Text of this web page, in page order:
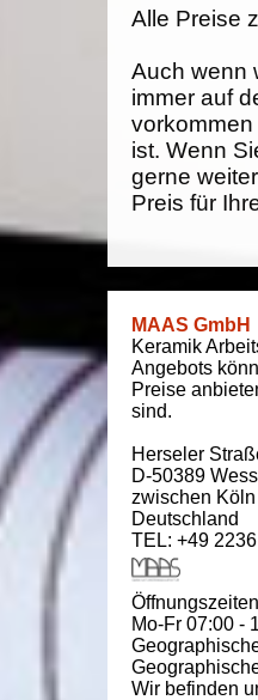
Alle Preise
Auch wenn
immer auf
ist. Wenn
gerne
Preis für
MAAS GmbH
Keramik
Angebots
Preise
sind.
Herseler
D-50389
zwischen
Deutschland
TEL: +49
Mo-Fr 07:00 -
Wir befinden